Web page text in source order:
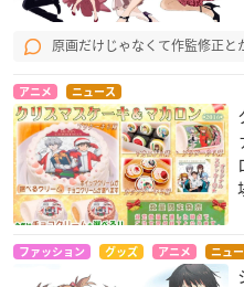
原画だけじゃなくて作監修正
アニメ ニュース
ファッション グッズ アニメ ニュ